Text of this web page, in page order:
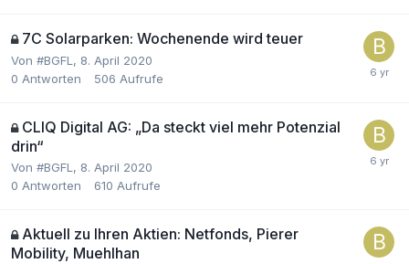
7C Solarparken: Wochenende wird teuer
Von #BGFL , 8. April 2020
0 Antworten 506 Aufrufe
CLIQ Digital AG: „Da steckt viel mehr Potenzial
drin“
Von #BGFL , 8. April 2020
0 Antworten 610 Aufrufe
Aktuell zu Ihren Aktien: Netfonds, Pierer
Mobility, Muehlhan